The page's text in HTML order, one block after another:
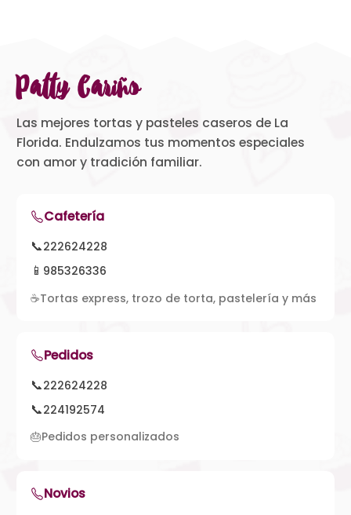
Patty Cariño
Las mejores tortas y pasteles caseros de La
Florida. Endulzamos tus momentos especiales
con amor y tradición familiar.
Cafetería
📞222624228
📱 985326336
☕Tortas express, trozo de torta, pastelería y más
Pedidos
📞222624228
📞224192574
🎂Pedidos personalizados
Novios